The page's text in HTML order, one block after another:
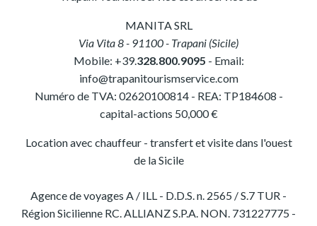
MANITA SRL
Via Vita 8- 91100- Trapani (Sicile)
Mobile: +39.328.800.9095 - Email:
info@trapanitourismservice.com
Numéro de TVA: 02620100814- REA: TP184608 -
capital-actions 50,000 €
Location avec chauffeur - transfert et visite dans l'ouest
de la Sicile
Agence de voyages A / ILL - D.D.S. n. 2565 / S.7 TUR -
Région Sicilienne RC. ALLIANZ S.P.A. NON. 731227775 -